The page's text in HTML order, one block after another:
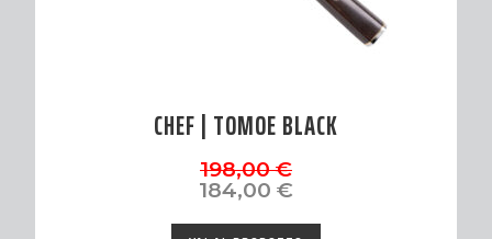
CHEF | TOMOE BLACK
198,00€
prezzo
originale
era:
184,00 €
prezzo